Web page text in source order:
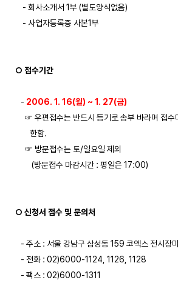
    - 회사소개서 1부 (별도양식없음)
    - 사업자등록증 사본1부
○ 접수기간
   -
2006. 1. 16(월) ~ 1. 27(금)
☞ 우편접수는 반드시 등기로 송부 바라며 접
        한함.
     ☞ 방문접수는 토/일요일 제외
         (방문접수 마감시간 : 평일은 17:00)
○ 신청서 접수 및 문의처
- 주소 : 서울 강남구 삼성동 159 코엑스 전시장
   - 전화 : 02)6000-1124, 1126, 1128
   - 팩스 : 02)6000-1311